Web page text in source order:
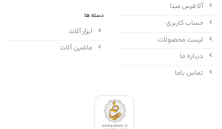
آلا فرس مبنا
حساب کاربری
لیست محصولات
درباره ما
تماس باما
دسته ها
ابزار آلات
ماشین آلات